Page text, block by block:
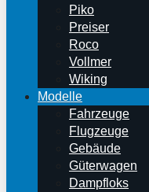
Piko
Preiser
Roco
Vollmer
Wiking
Modelle
Fahrzeuge
Flugzeuge
Gebäude
Güterwagen
Dampfloks